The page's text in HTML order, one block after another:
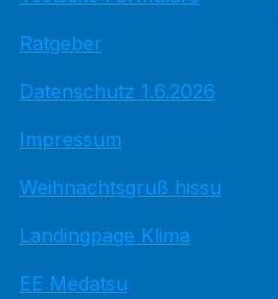
Ratgeber
Datenschutz 1.6.2026
Impressum
Weihnachtsgruß hissu
Landingpage Klima
EE Medatsu